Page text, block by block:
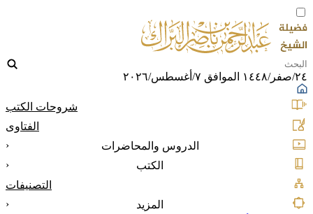
٢٤/صفر/١٤٤٨ الموافق ٧/أغسطس/٢٠٢٦
شروحات الكتب
الفتاوى
الدروس والمحاضرات
‹
الكتب
‹
التصنيفات
المزيد
‹